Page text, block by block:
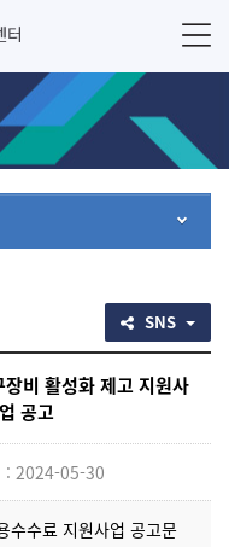
SNS
비 활성화 제고 지원사
공고
: 2024-05-30
수수료 지원사업 공고문